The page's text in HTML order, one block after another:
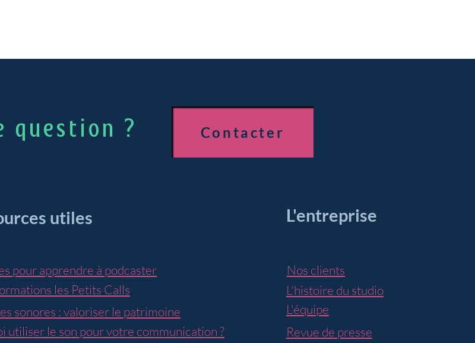
question ? Contacter
utiles
pour apprendre à podcaster
les Petits Calls
sonores : valoriser le patrimoine
utiliser le son pour votre communication ?
L'entreprise
Nos clients
L'histoire du studio
L'équipe
Revue de presse